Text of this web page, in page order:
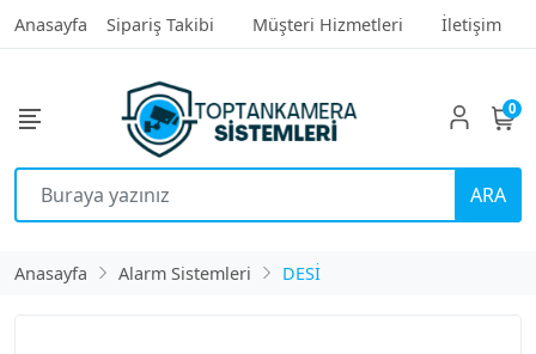
Anasayfa Sipariş Takibi Müşteri Hizmetleri İletişim
ARA
0
Anasayfa Alarm Sistemleri DESİ